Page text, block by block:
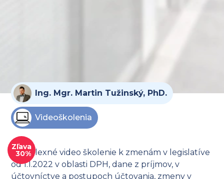
Ing. Mgr. Martin Tužinský, PhD.
Videoškolenia
Zľava
30%
Komplexné video školenie k zmenám v legislatíve
od 1.1.2022 v oblasti DPH, dane z príjmov, v
účtovníctve a postupoch účtovania, zmeny v